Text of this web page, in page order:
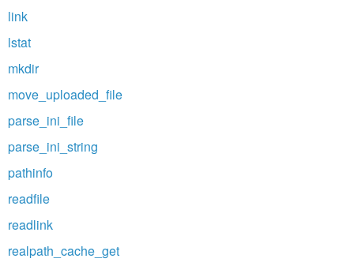
link
lstat
mkdir
move_uploaded_file
parse_ini_file
parse_ini_string
pathinfo
readfile
readlink
realpath_cache_get